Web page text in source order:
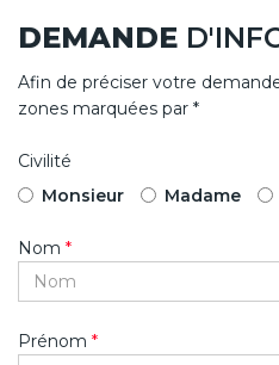
DEMANDE
Afin de préciser votre
zones marquées par *
Civilité
Monsieur
Madame
Nom *
Prénom *